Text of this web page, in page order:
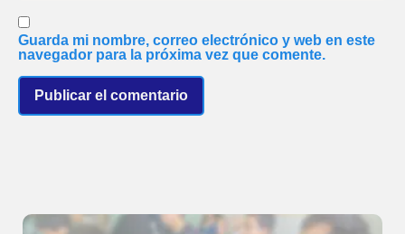
Guarda mi nombre, correo electrónico y web en este
navegador para la próxima vez que comente.